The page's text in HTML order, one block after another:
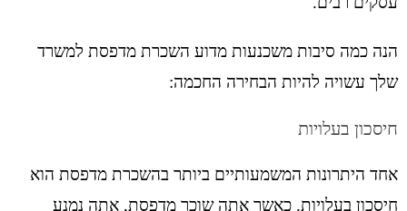
הנה כמה סיבות משכנעות מדוע השכרת מדפסת למשרד
שלך עשויה להיות הבחירה החכמה:
חיסכון בעלויות
אחד היתרונות המשמעותיים ביותר בהשכרת מדפסת הוא
חיסכון בעלויות. כאשר אתה שוכר מדפסת, אתה נמנע